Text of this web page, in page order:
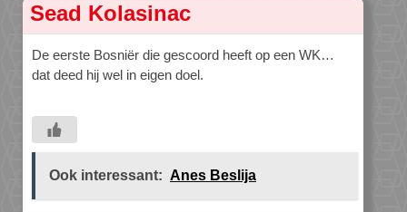
Sead Kolasinac
De eerste Bosniër die gescoord heeft op een WK…
dat deed hij wel in eigen doel.
Ook interessant: Anes Beslija